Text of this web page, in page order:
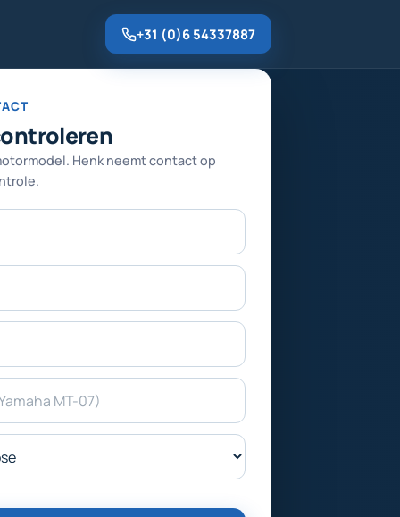
+31 (0)6 54337887
Henk neemt contact op
Telefoonnummer
E-mailadres
Merk en model
Gewenste dienst